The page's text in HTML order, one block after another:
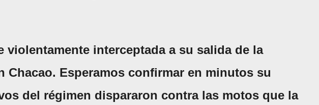
violentamente interceptada a su salida de la
Chacao. Esperamos confirmar en minutos su
del régimen dispararon contra las motos que la